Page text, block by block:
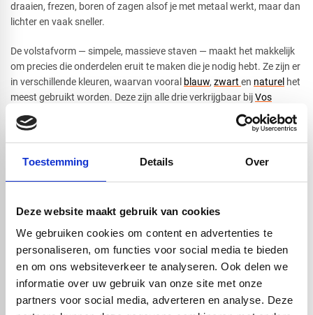
Toestemming Details Over
Deze website maakt gebruik van cookies
We gebruiken cookies om content en advertenties te
personaliseren, om functies voor social media te bieden
en om ons websiteverkeer te analyseren. Ook delen we
informatie over uw gebruik van onze site met onze
partners voor social media, adverteren en analyse. Deze
draaien, frezen, boren of zagen alsof je met metaal werkt, maar dan
lichter en vaak sneller.
De volstafvorm — simpele, massieve staven — maakt het makkelijk
om precies die onderdelen eruit te maken die je nodig hebt. Ze zijn er
in verschillende kleuren, waarvan vooral blauw, zwart en naturel het
meest gebruikt worden. Deze zijn alle drie verkrijgbaar bijVos
Kunststoffen
. De zwarte versie is extra handig als iets buiten of in
fel licht gebruikt gaat worden, omdat deze beter tegen UV kan.
Verder zijn de POM massieve staven in verschillende diameters
beschikbaar en in twee lengtes: 1000mm en 3000mm, voor ieder
temperaturen. Echter binnen zijn normale werkgebied, is het een
van de meest veelzijdige technische kunststoffen die je kunt vinden.
Handig om er bij te kopen